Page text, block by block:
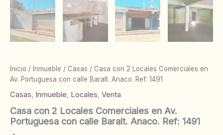
Inicio / Inmueble / Casas / Casa con 2 Locales Comerciales en
Av. Portuguesa con calle Baralt. Anaco. Ref: 1491
Casas, Inmueble, Locales, Venta
Casa con 2 Locales Comerciales en Av.
Portuguesa con calle Baralt. Anaco. Ref: 1491